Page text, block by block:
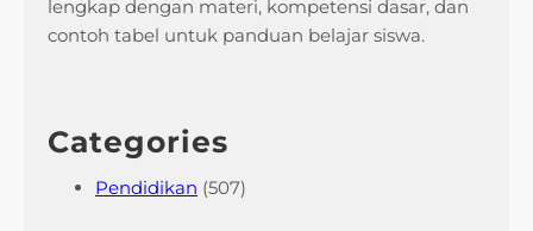
lengkap dengan materi, kompetensi dasar, dan
contoh tabel untuk panduan belajar siswa.
Categories
Pendidikan (507)